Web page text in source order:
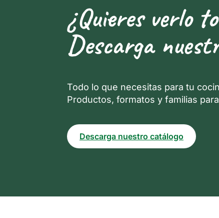
¿Quieres verlo
Descarga
Todo lo que necesitas para tu
Productos, formatos y familias
Descarga nuestro catálogo